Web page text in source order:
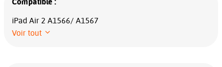
Compatible :
iPad Air 2 A1566/ A1567
Voir tout